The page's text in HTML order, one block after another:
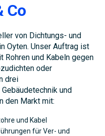
Co
von Dichtungs- und
Oyten. Unser Auftrag ist
Rohren und Kabeln gegen
oder
drei
und
den Markt mit:
und Kabel
für Ver- und